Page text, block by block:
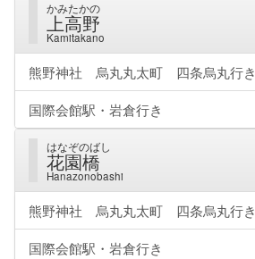
かみたかの
上高野
Kamitakano
熊野神社 烏丸丸太町 四条烏丸行き
国際会館駅・岩倉行き
はなぞのばし
花園橋
Hanazonobashi
熊野神社 烏丸丸太町 四条烏丸行き
国際会館駅・岩倉行き